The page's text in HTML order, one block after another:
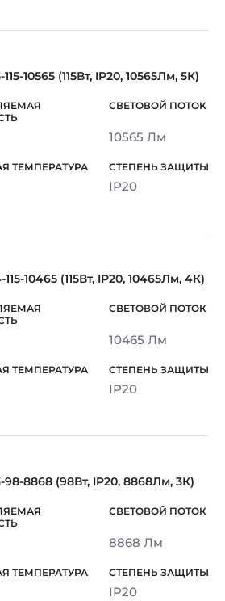
10565 (115Вт, IP20, 10565Лм, 5К)
10565 Лм
IP20
10465 (115Вт, IP20, 10465Лм, 4К)
10465 Лм
IP20
98-8868 (98Вт, IP20, 8868Лм, 3К)
8868 Лм
IP20